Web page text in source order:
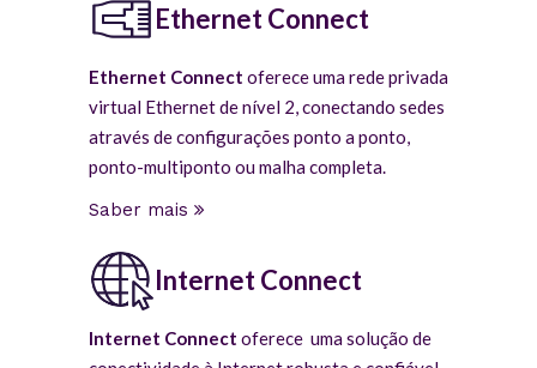
Ethernet Connect
Ethernet Connect oferece uma rede privada
virtual Ethernet de nível 2, conectando sedes
através de configurações ponto a ponto,
ponto-multiponto ou malha completa.
Saber mais
Internet Connect
Internet Connect oferece uma solução de